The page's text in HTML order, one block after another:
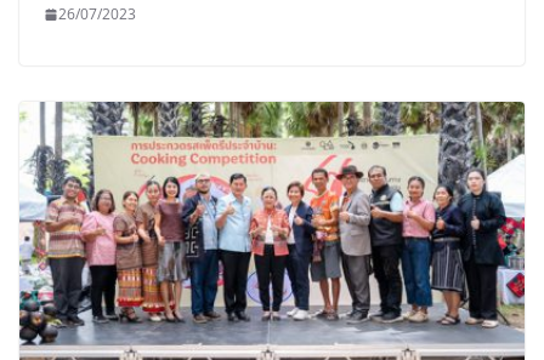
26/07/2023